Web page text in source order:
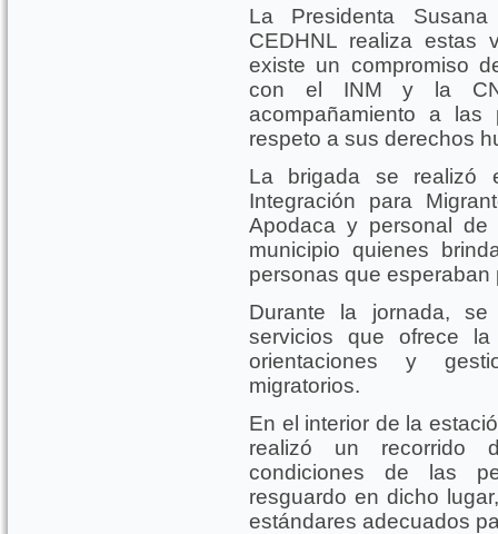
La Presidenta
CEDHNL realiza estas
existe un compromiso
con el INM y la
acompañamiento a las
respeto a sus derechos
La brigada se realizó
Integración para
Apodaca y personal
municipio quienes
personas que esperaban
Durante la jornada, se
servicios que ofrece
orientaciones y
migratorios.
En el interior de la
realizó un recorrido
condiciones de las
resguardo en dicho
estándares adecuados